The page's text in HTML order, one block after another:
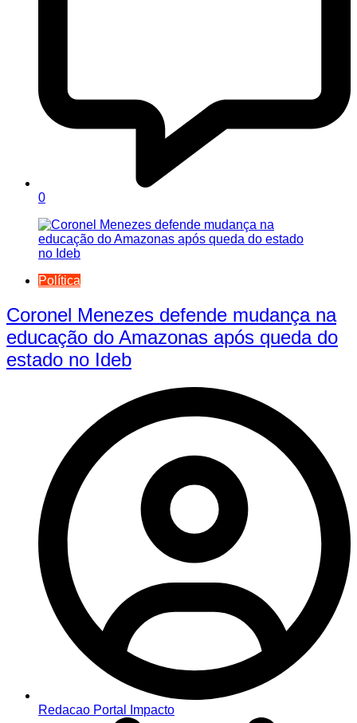
0
Política
Coronel Menezes defende mudança na
educação do Amazonas após queda do
estado no Ideb
Redacao Portal Impacto